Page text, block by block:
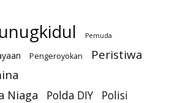
Pemuda
Pengeroyokan Peristiwa
Niaga Polda DIY
Polisi